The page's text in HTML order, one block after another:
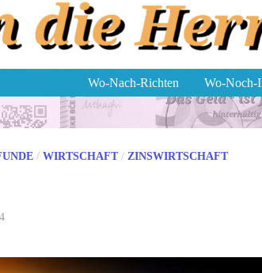
Wo-Nach-Richten Wo-Noch-
/ WIRTSCHAFT/ ZINSWIRTSCHAFT